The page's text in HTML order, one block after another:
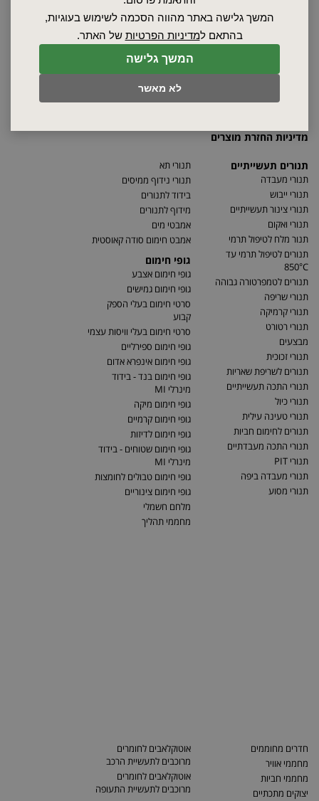
המשך גלישה
לא מאשר
המשך גלישה באתר מהווה הסכמה לשימוש בעוגיות,
בהתאם למדיניות הפרטיות של האתר.
מאמרים
הצהרת נגישות
מדיניות החזרת מוצרים
תנורים תעשייתיים
תנורי מעבדה
תנורי ייבוש
תנורי צינור תעשייתיים
תנורי ואקום
תנור מלח לטיפול תרמי
תנורים לטיפול תרמי עד
850°C
תנורים לטמפרטורה גבוהה
תנורי שריפה
תנורי קרמיקה
תנורי רטורט
מבצעים
תנורי זכוכית
תנורים לשריפת שאריות
תנורי התכה תעשייתיים
תנורי כיול
תנורי טעינה עילית
תנורים לחימום חביות
תנורי התכה מעבדתיים
תנורי PIT
תנורי מעבדה ביפה
תנורי מסוע
תנורי תא
תנורי נידוף ממיסים
בידוד לתנורים
מידוף לתנורים
אמבטי מים
אמבט חימום סודה קאוסטית
גופי חימום
גופי חימום אצבע
גופי חימום גמישים
סרטי חימום בעלי הספק
קבוע
סרטי חימום בעלי וויסות עצמי
גופי חימום ספירליים
גופי חימום אינפרא אדום
גופי חימום בנד - בידוד
מינרלי MI
גופי חימום מיקה
גופי חימום קרמיים
גופי חימום לדיזות
גופי חימום שטוחים - בידוד
מינרלי MI
גופי חימום טבולים לחומצות
גופי חימום צינוריים
מלחם חשמלי
מחממי תהליך
חדרים מחוממים
מחממי אוויר
מחממי חביות
יצוקים מתכתיים
אוטוקלאבים לחומרים
מרוכבים לתעשיית הרכב
אוטוקלאבים לחומרים
מרוכבים לתעשיית התעופה